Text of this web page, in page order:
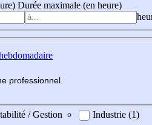
Durée maximale (en heure)
professionnel
/ Gestion
Industrie (1)